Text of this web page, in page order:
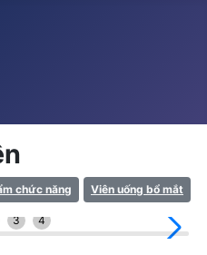
chức năng Viên uống bổ mắt
3 4